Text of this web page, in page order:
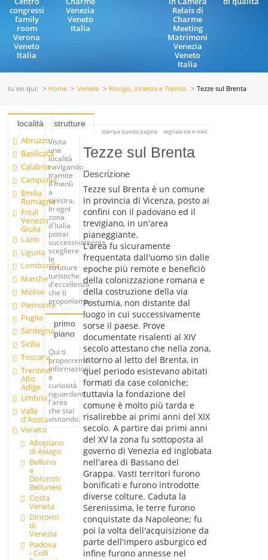
congressi
family
room
Verona
Veneto
Italia
Venezia
Veneto
Italia
Relais di
Charme
Meeting
Matrimoni
Venezia
Veneto
Italia
tu sei qui: Home Veneto Rovigo, Vicenza e Treviso Tezze sul Brenta
località
Abruzzo
Basilicata
Calabria
Campania
Emilia
Romagna
Friuli
Venezia
Giulia
Lazio
Liguria
Lombardia
Marche
Molise
Piemonte
Puglia
Sardegna
Sicilia
Toscana
Trentino
Alto
Adige
Umbria
Valle
d'Aosta
Veneto
Altopiano
di Asiago
Belluno
e
Dolomiti
Bellunesi
Costa
Veneta
Dintorni
di
Venezia
Padova
- Colli
strutture
Visita
una
località
navigando
tramite
il menù
a
sinistra.
In ogni
zona
d'Italia
potrai
successivamente
scegliere
le
strutture
turistiche
d'eccellenza
che ti
proponiamo.
primo
piano
Qui ti
proporremo
informazioni
e
curiosità
riguardanti
l'area
che stai
visitando.
stampa questa pagina segnala via e-mail
Tezze sul Brenta
Descrizione
Tezze sul Brenta è un comune
in provincia di Vicenza, posto ai
confini con il padovano ed il
trevigiano, in un'area
pianeggiante.
L'area fu sicuramente
frequentata dall'uomo sin dalle
epoche più remote e beneficiò
della colonizzazione romana e
della costruzione della via
Postumia, non distante dal
luogo in cui successivamente
sorse il paese. Prove
documentate risalenti al XIV
secolo attestano che nella zona,
intorno al letto del Brenta, in
quel periodo esistevano abitati
formati da case coloniche;
tuttavia la fondazione del
comune è molto più tarda e
risalirebbe ai primi anni del XIX
secolo. A partire dai primi anni
del XV la zona fu sottoposta al
governo di Venezia ed inglobata
nell'area di Bassano del
Grappa. Vasti territori furono
bonificati e furono introdotte
diverse colture. Caduta la
Serenissima, le terre furono
conquistate da Napoleone; fu
poi la volta dell'acquisizione da
parte dell'impero asburgico ed
infine furono annesse nel